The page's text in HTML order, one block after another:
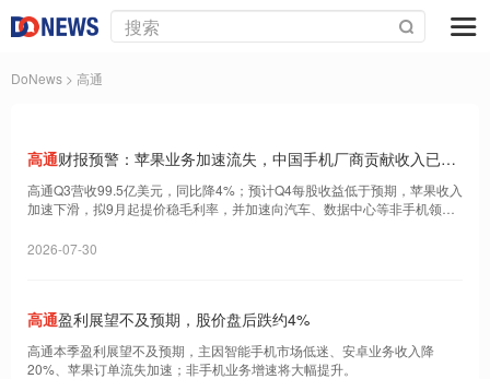
DoNews > 高通
高通财报预警：苹果业务加速流失，中国手机厂商贡献收入已触
底
高通Q3营收99.5亿美元，同比降4%；预计Q4每股收益低于预期，苹果收入
加速下滑，拟9月起提价稳毛利率，并加速向汽车、数据中心等非手机领域
2026-07-30
高通盈利展望不及预期，股价盘后跌约4%
高通本季盈利展望不及预期，主因智能手机市场低迷、安卓业务收入降
20%、苹果订单流失加速；非手机业务增速将大幅提升。